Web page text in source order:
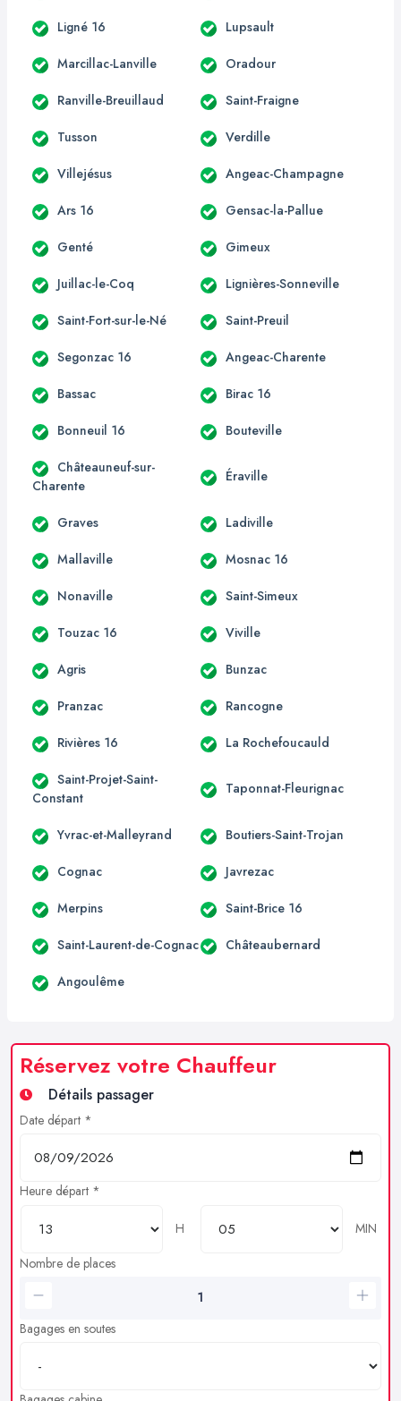
Ligné 16 Lupsault
Marcillac-Lanville Oradour
Ranville-Breuillaud Saint-Fraigne
Tusson Verdille
Villejésus Angeac-Champagne
Ars 16 Gensac-la-Pallue
Genté Gimeux
Juillac-le-Coq Lignières-Sonneville
Saint-Fort-sur-le-Né Saint-Preuil
Segonzac 16 Angeac-Charente
Bassac Birac 16
Bonneuil 16 Bouteville
Châteauneuf-sur-
Charente
Éraville
Graves Ladiville
Mallaville Mosnac 16
Nonaville Saint-Simeux
Touzac 16 Viville
Agris Bunzac
Pranzac Rancogne
Rivières 16 La Rochefoucauld
Saint-Projet-Saint-
Constant
Taponnat-Fleurignac
Yvrac-et-Malleyrand Boutiers-Saint-Trojan
Cognac Javrezac
Merpins Saint-Brice 16
Saint-Laurent-de-Cognac Châteaubernard
Angoulême
Réservez votre Chauffeur
Détails passager
Date départ *
Heure départ *
H
MIN
Nombre de places
Bagages en soutes